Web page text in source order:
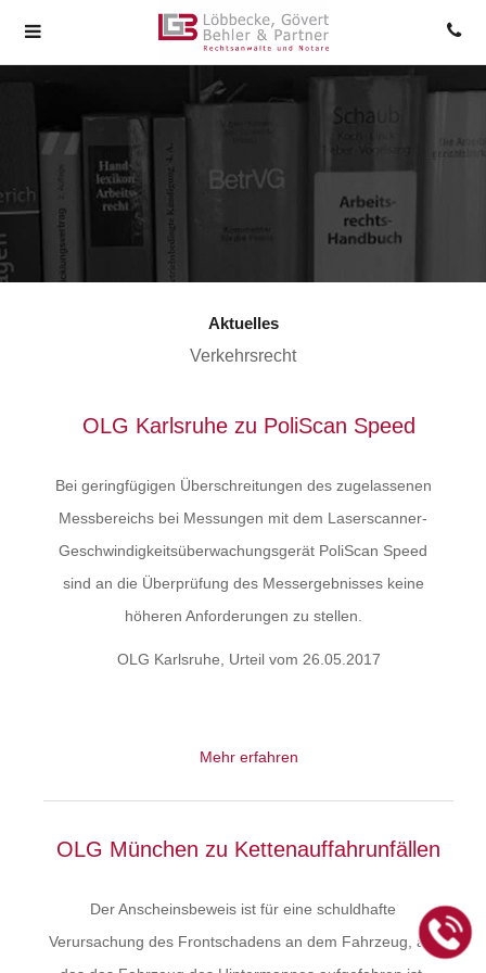
Aktuelles
Verkehrsrecht
OLG Karlsruhe zu PoliScan Speed
Bei geringfügigen Überschreitungen des zugelassenen
Messbereichs bei Messungen mit dem Laserscanner-
Geschwindigkeitsüberwachungsgerät PoliScan Speed
sind an die Überprüfung des Messergebnisses keine
höheren Anforderungen zu stellen.
OLG Karlsruhe, Urteil vom 26.05.2017
Mehr erfahren
OLG München zu Kettenauffahrunfällen
Der Anscheinsbeweis ist für eine schuldhafte
Verursachung des Frontschadens an dem Fahrzeug, auf